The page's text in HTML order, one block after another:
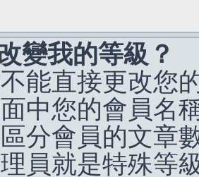
變我的等級？
能直接更改您
中您的會員名
分會員的文章
員就是特殊等